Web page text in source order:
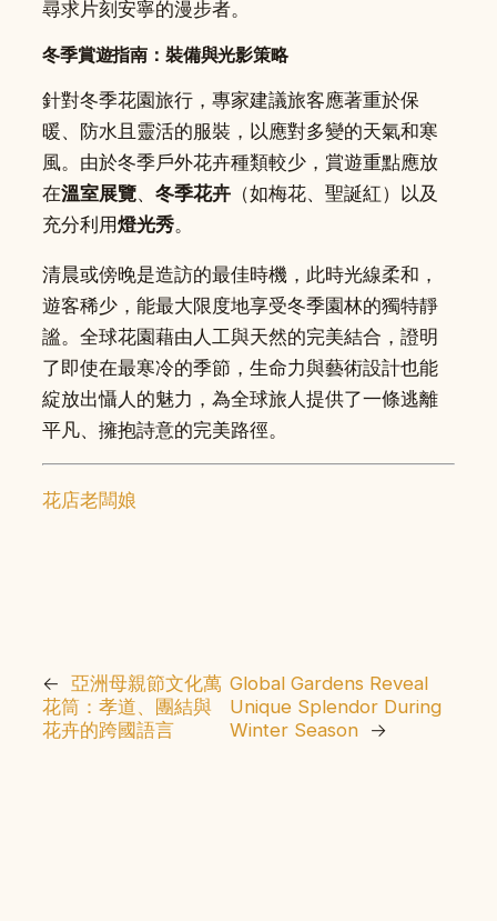
尋求片刻安寧的漫步者。
冬季賞遊指南：裝備與光影策略
針對冬季花園旅行，專家建議旅客應著重於保
暖、防水且靈活的服裝，以應對多變的天氣和寒
風。由於冬季戶外花卉種類較少，賞遊重點應放
在溫室展覽、 冬季花卉 （如梅花、聖誕紅）以及
充分利用燈光秀。
清晨或傍晚是造訪的最佳時機，此時光線柔和，
遊客稀少，能最大限度地享受冬季園林的獨特靜
謐。全球花園藉由人工與天然的完美結合，證明
了即使在最寒冷的季節，生命力與藝術設計也能
綻放出懾人的魅力，為全球旅人提供了一條逃離
平凡、擁抱詩意的完美路徑。
花店老闆娘
← 亞洲母親節文化萬
花筒：孝道、團結與
花卉的跨國語言
Global Gardens Reveal
Unique Splendor During
Winter Season
→